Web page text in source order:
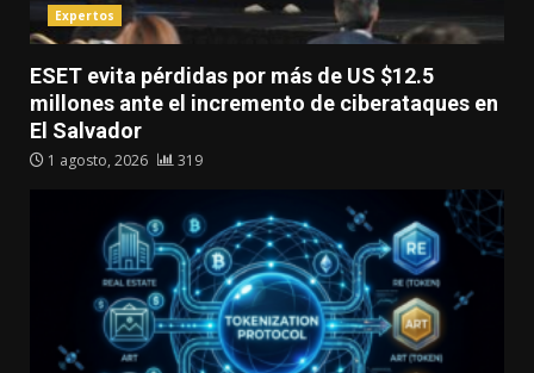
Expertos
ESET evita pérdidas por más de US $12.5
millones ante el incremento de ciberataques en
El Salvador
1 agosto, 2026 319